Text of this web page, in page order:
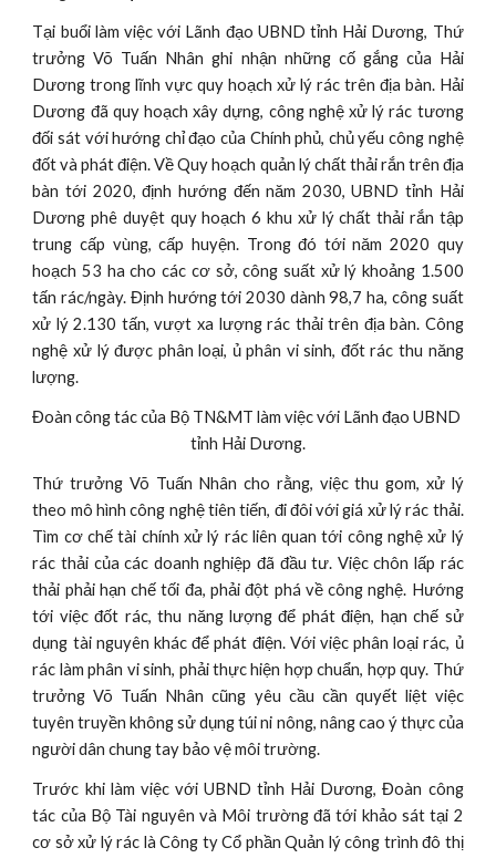
Tại buổi làm việc với Lãnh đạo UBND tỉnh Hải Dương, Thứ
trưởng Võ Tuấn Nhân ghi nhận những cố gắng của Hải
Dương trong lĩnh vực quy hoạch xử lý rác trên địa bàn. Hải
Dương đã quy hoạch xây dựng, công nghệ xử lý rác tương
đối sát với hướng chỉ đạo của Chính phủ, chủ yếu công nghệ
đốt và phát điện. Về Quy hoạch quản lý chất thải rắn trên địa
bàn tới 2020, định hướng đến năm 2030, UBND tỉnh Hải
Dương phê duyệt quy hoạch 6 khu xử lý chất thải rắn tập
trung cấp vùng, cấp huyện. Trong đó tới năm 2020 quy
hoạch 53 ha cho các cơ sở, công suất xử lý khoảng 1.500
tấn rác/ngày. Định hướng tới 2030 dành 98,7 ha, công suất
xử lý 2.130 tấn, vượt xa lượng rác thải trên địa bàn. Công
nghệ xử lý được phân loại, ủ phân vi sinh, đốt rác thu năng
lượng.
Đoàn công tác của Bộ TN&MT làm việc với Lãnh đạo UBND
tỉnh Hải Dương.
Thứ trưởng Võ Tuấn Nhân cho rằng, việc thu gom, xử lý
theo mô hình công nghệ tiên tiến, đi đôi với giá xử lý rác thải.
Tìm cơ chế tài chính xử lý rác liên quan tới công nghệ xử lý
rác thải của các doanh nghiệp đã đầu tư. Việc chôn lấp rác
thải phải hạn chế tối đa, phải đột phá về công nghệ. Hướng
tới việc đốt rác, thu năng lượng để phát điện, hạn chế sử
dụng tài nguyên khác để phát điện. Với việc phân loại rác, ủ
rác làm phân vi sinh, phải thực hiện hợp chuẩn, hợp quy. Thứ
trưởng Võ Tuấn Nhân cũng yêu cầu cần quyết liệt việc
tuyên truyền không sử dụng túi ni nông, nâng cao ý thực của
người dân chung tay bảo vệ môi trường.
Trước khi làm việc với UBND tỉnh Hải Dương, Đoàn công
tác của Bộ Tài nguyên và Môi trường đã tới khảo sát tại 2
cơ sở xử lý rác là Công ty Cổ phần Quản lý công trình đô thị